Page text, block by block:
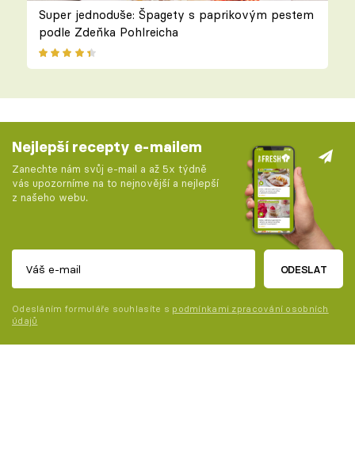
Super jednoduše: Špagety s paprikovým pestem
podle Zdeňka Pohlreicha
Nejlepší recepty e-mailem
Zanechte nám svůj e-mail a až 5x týdně
vás upozorníme na to nejnovější a nejlepší
z našeho webu.
ODESLAT
Odesláním formuláře souhlasíte s podmínkami zpracování osobních
údajů